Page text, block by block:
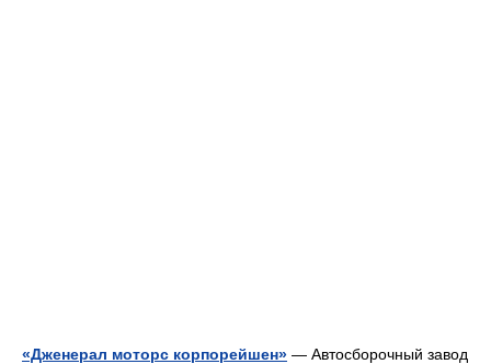
«Дженерал моторс корпорейшен» — Автосборочный завод